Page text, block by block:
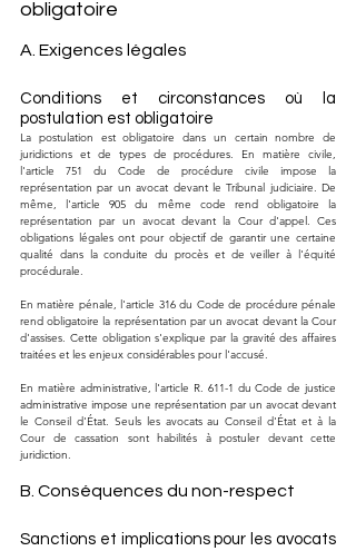
obligatoire
A. Exigences légales
Conditions et circonstances où la
postulation est obligatoire
La postulation est obligatoire dans un certain nombre de
juridictions et de types de procédures. En matière civile,
l'article 751 du Code de procédure civile impose la
représentation par un avocat devant le Tribunal judiciaire. De
même, l'article 905 du même code rend obligatoire la
représentation par un avocat devant la Cour d'appel. Ces
obligations légales ont pour objectif de garantir une certaine
qualité dans la conduite du procès et de veiller à l'équité
procédurale.
En matière pénale, l'article 316 du Code de procédure pénale
rend obligatoire la représentation par un avocat devant la Cour
d'assises. Cette obligation s'explique par la gravité des affaires
traitées et les enjeux considérables pour l'accusé.
En matière administrative, l'article R. 611-1 du Code de justice
administrative impose une représentation par un avocat devant
le Conseil d'État. Seuls les avocats au Conseil d'État et à la
Cour de cassation sont habilités à postuler devant cette
juridiction.
B. Conséquences du non-respect
Sanctions et implications pour les avocats